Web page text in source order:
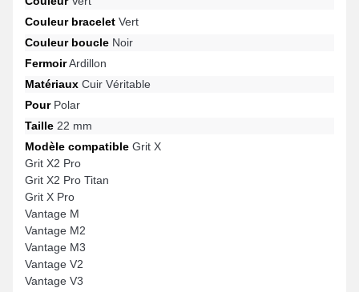
Couleur bracelet Vert
Couleur boucle Noir
FermoirArdillon
Matériaux Cuir Véritable
PourPolar
Taille 22 mm
Modèle compatible Grit X
Grit X2 Pro
Grit X2 Pro Titan
Grit X Pro
Vantage M
Vantage M2
Vantage M3
Vantage V2
Vantage V3